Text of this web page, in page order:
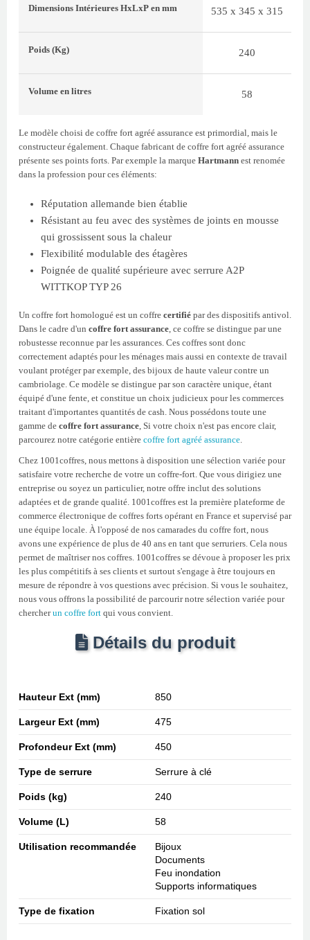
Dimensions Intérieures HxLxP en mm 535 x 345 x 315
Poids (Kg) 240
Volume en litres 58
Le modèle choisi de coffre fort agréé assurance est primordial, mais le
constructeur également. Chaque fabricant de coffre fort agréé assurance
présente ses points forts. Par exemple la marque Hartmann est renomée
dans la profession pour ces éléments:
Réputation allemande bien établie
Résistant au feu avec des systèmes de joints en mousse
qui grossissent sous la chaleur
Flexibilité modulable des étagères
Poignée de qualité supérieure avec serrure A2P
WITTKOP TYP 26
Un coffre fort homologué est un coffre certifié par des dispositifs antivol.
Dans le cadre d'un coffre fort assurance, ce coffre se distingue par une
robustesse reconnue par les assurances. Ces coffres sont donc
correctement adaptés pour les ménages mais aussi en contexte de travail
voulant protéger par exemple, des bijoux de haute valeur contre un
cambriolage. Ce modèle se distingue par son caractère unique, étant
équipé d'une fente, et constitue un choix judicieux pour les commerces
traitant d'importantes quantités de cash. Nous possédons toute une
gamme de coffre fort assurance, Si votre choix n'est pas encore clair,
parcourez notre catégorie entière coffre fort agréé assurance.
Chez 1001coffres, nous mettons à disposition une sélection variée pour
satisfaire votre recherche de votre un coffre-fort. Que vous dirigiez une
entreprise ou soyez un particulier, notre offre inclut des solutions
adaptées et de grande qualité. 1001coffres est la première plateforme de
commerce électronique de coffres forts opérant en France et supervisé par
une équipe locale. À l'opposé de nos camarades du coffre fort, nous
avons une expérience de plus de 40 ans en tant que serruriers. Cela nous
permet de maîtriser nos coffres. 1001coffres se dévoue à proposer les prix
les plus compétitifs à ses clients et surtout s'engage à être toujours en
mesure de répondre à vos questions avec précision. Si vous le souhaitez,
nous vous offrons la possibilité de parcourir notre sélection variée pour
chercherun coffre fort qui vous convient.
Détails du produit
Hauteur Ext (mm) 850
Largeur Ext (mm) 475
Profondeur Ext (mm) 450
Type de serrure Serrure à clé
Poids (kg) 240
Volume (L) 58
Utilisation recommandée
Bijoux
Documents
Feu inondation
Supports informatiques
Type de fixation Fixation sol